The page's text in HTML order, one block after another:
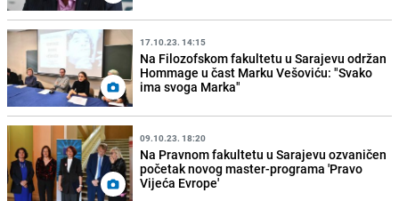
17.10.23. 14:15
Na Filozofskom fakultetu u Sarajevu održan
Hommage u čast Marku Vešoviću: "Svako
ima svoga Marka"
09.10.23. 18:20
Na Pravnom fakultetu u Sarajevu ozvaničen
početak novog master-programa 'Pravo
Vijeća Evrope'